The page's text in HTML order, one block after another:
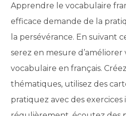
Apprendre le vocabulaire
efficace demande de la
la persévérance. En suivant
serez en mesure
vocabulaire en français.
thématiques, utilisez des
pratiquez avec des exercices